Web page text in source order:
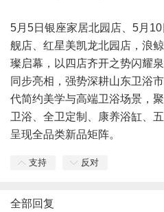
5月5日银座家居北园店、5月
舰店、红星美凯龙北园店，浪
璨启幕，以四店齐开之势闪耀
同步亮相，强势深耕山东卫浴
代简约美学与高端卫浴场景，
卫浴、全卫定制、康养浴缸、
呈现全品类新品矩阵。
支持 反对
全部回复